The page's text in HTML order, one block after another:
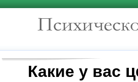
Какие у вас